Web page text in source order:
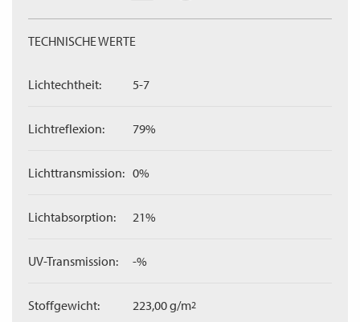
TECHNISCHE WERTE
Lichtechtheit: 5-7
Lichtreflexion: 79%
Lichttransmission: 0%
Lichtabsorption: 21%
UV-Transmission: -%
Stoffgewicht: 223,00 g/m2